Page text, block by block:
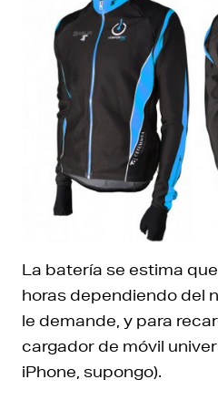
La batería se estima
horas dependiendo del
le demande, y para
cargador de móvil
iPhone, supongo).